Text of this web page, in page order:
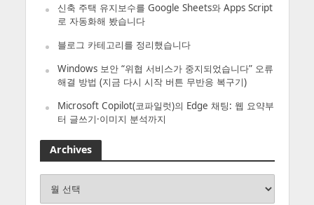
신축 주택 유지보수를 Google Sheets와 Apps Script
로 자동화해 봤습니다
블로그 카테고리를 정리했습니다
Windows 보안 “위협 서비스가 중지되었습니다” 오류
해결 방법 (지금 다시 시작 버튼 무반응 복구기)
Microsoft Copilot(코파일럿)의 Edge 채팅: 웹 요약부
터 글쓰기·이미지 분석까지
Archives